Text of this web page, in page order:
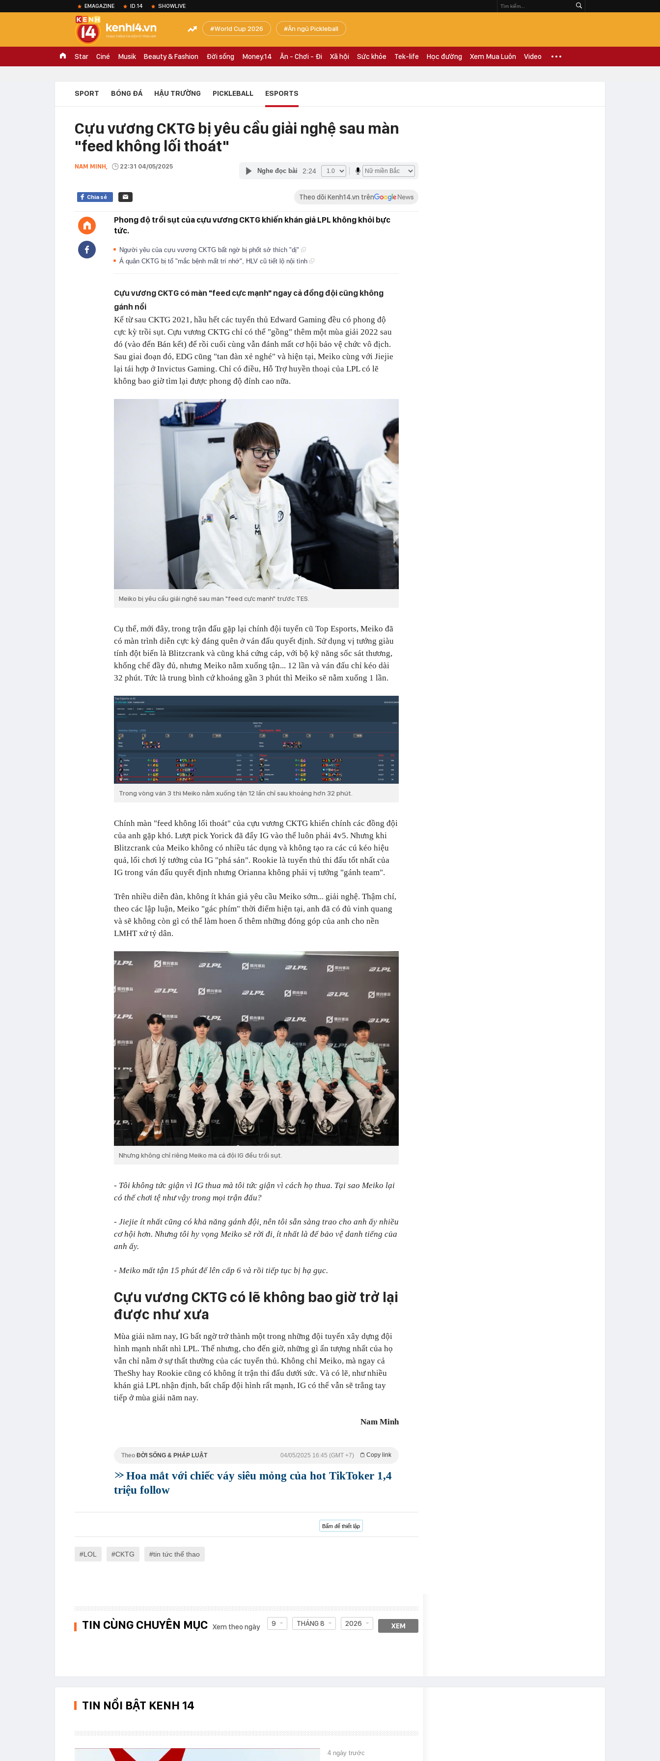
EMAGAZINE ID.14 SHOWLIVE
World Cup 2026 Ăn ngủ Pickleball
Star Ciné Musik Beauty & Fashion Đời sống Money.14 Ăn - Chơi - Đi Xã hội Sức khỏe Tek-life Học đường Xem Mua Luôn Video
SPORT BÓNG ĐÁ HẬU TRƯỜNG PICKLEBALL ESPORTS
Cựu vương CKTG bị yêu cầu giải nghệ sau màn
"feed không lối thoát"
NAM MINH, 22:31 04/05/2025
Nghe đọc bài 2:24
Chia sẻ Theo dõi Kenh14.vn trên
Phong độ trồi sụt của cựu vương CKTG khiến khán giả LPL không khỏi bực
tức.
Người yêu của cựu vương CKTG bất ngờ bị phốt sở thích "dị"
Á quân CKTG bị tố "mắc bệnh mất trí nhớ", HLV cũ tiết lộ nội tình
Cựu vương CKTG có màn "feed cực mạnh" ngay cả đồng đội cũng không
gánh nổi
Kể từ sau CKTG 2021, hầu hết các tuyển thủ Edward Gaming đều có phong độ
cực kỳ trồi sụt. Cựu vương CKTG chỉ có thể "gồng" thêm một mùa giải 2022 sau
đó (vào đến Bán kết) để rồi cuối cùng vẫn đánh mất cơ hội bảo vệ chức vô địch.
Sau giai đoạn đó, EDG cũng "tan đàn xẻ nghé" và hiện tại, Meiko cùng với Jiejie
lại tái hợp ở Invictus Gaming. Chỉ có điều, Hỗ Trợ huyền thoại của LPL có lẽ
không bao giờ tìm lại được phong độ đỉnh cao nữa.
Meiko bị yêu cầu giải nghệ sau màn "feed cực mạnh" trước TES.
Cụ thể, mới đây, trong trận đấu gặp lại chính đội tuyển cũ Top Esports, Meiko đã
có màn trình diễn cực kỳ đáng quên ở ván đấu quyết định. Sử dụng vị tướng giàu
tính đột biến là Blitzcrank và cũng khá cứng cáp, với bộ kỹ năng sốc sát thương,
khống chế đầy đủ, nhưng Meiko nằm xuống tận... 12 lần và ván đấu chỉ kéo dài
32 phút. Tức là trung bình cứ khoảng gần 3 phút thì Meiko sẽ nằm xuống 1 lần.
Trong vòng ván 3 thì Meiko nằm xuống tận 12 lần chỉ sau khoảng hơn 32 phút.
Chính màn "feed không lối thoát" của cựu vương CKTG khiến chính các đồng đội
của anh gặp khó. Lượt pick Yorick đã đẩy IG vào thế luôn phải 4v5. Nhưng khi
Blitzcrank của Meiko không có nhiều tác dụng và không tạo ra các cú kéo hiệu
quả, lối chơi lý tưởng của IG "phá sản". Rookie là tuyển thủ thi đấu tốt nhất của
IG trong ván đấu quyết định nhưng Orianna không phải vị tướng "gánh team".
Trên nhiều diễn đàn, không ít khán giả yêu cầu Meiko sớm... giải nghệ. Thậm chí,
theo các lập luận, Meiko "gác phím" thời điểm hiện tại, anh đã có đủ vinh quang
và sẽ không còn gì có thể làm hoen ố thêm những đóng góp của anh cho nền
LMHT xứ tỷ dân.
Nhưng không chỉ riêng Meiko mà cả đội IG đều trồi sụt.
- Tôi không tức giận vì IG thua mà tôi tức giận vì cách họ thua. Tại sao Meiko lại
có thể chơi tệ như vậy trong mọi trận đấu?
- Jiejie ít nhất cũng có khả năng gánh đội, nên tôi sẵn sàng trao cho anh ấy nhiều
cơ hội hơn. Nhưng tôi hy vọng Meiko sẽ rời đi, ít nhất là để bảo vệ danh tiếng của
anh ấy.
- Meiko mất tận 15 phút để lên cấp 6 và rồi tiếp tục bị hạ gục.
Cựu vương CKTG có lẽ không bao giờ trở lại
được như xưa
Mùa giải năm nay, IG bất ngờ trở thành một trong những đội tuyển xây dựng đội
hình mạnh nhất nhì LPL. Thế nhưng, cho đến giờ, những gì ấn tượng nhất của họ
vẫn chỉ nằm ở sự thất thường của các tuyển thủ. Không chỉ Meiko, mà ngay cả
TheShy hay Rookie cũng có không ít trận thi đấu dưới sức. Và có lẽ, như nhiều
khán giả LPL nhận định, bất chấp đội hình rất mạnh, IG có thể vẫn sẽ trắng tay
tiếp ở mùa giải năm nay.
Nam Minh
Theo ĐỜI SỐNG & PHÁP LUẬT Copy link
04/05/2025 16:45 (GMT +7)
Hoa mắt với chiếc váy siêu mỏng của hot TikToker 1,4
triệu follow
Bấm để thiết lập
LOL CKTG tin tức thể thao
TIN CÙNG CHUYÊN MỤC Xem theo ngày 9 THÁNG 8 2026 XEM
TIN NỔI BẬT KENH 14
4 ngày trước